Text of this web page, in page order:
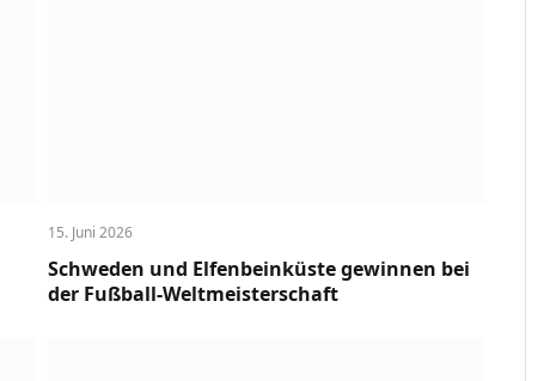
15. Juni 2026
Schweden und Elfenbeinküste gewinnen bei
der Fußball-Weltmeisterschaft